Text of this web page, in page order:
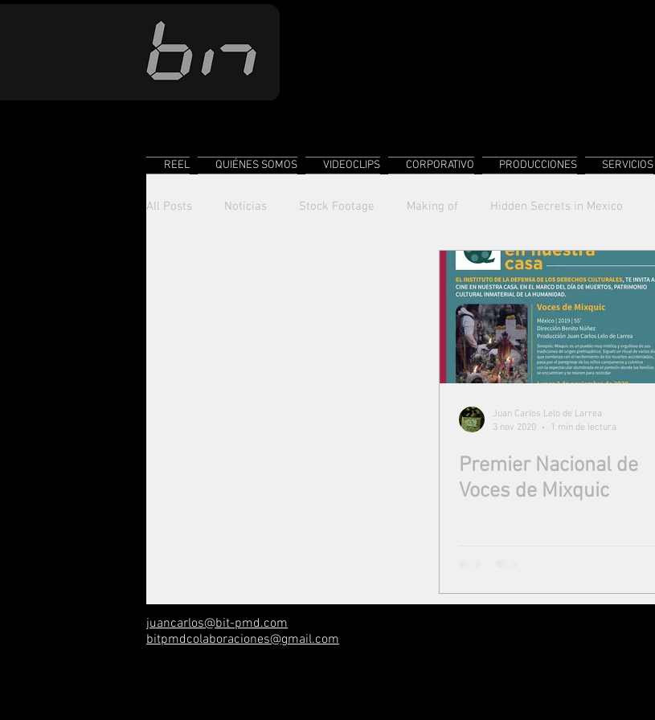
REEL QUIÉNES SOMOS VIDEOCLIPS CORPORATIVO PRODUCCIONES SERVICIOS
All Posts Noticias Stock Footage Making of Hidden Secrets in Mexico
Juan Carlos Lelo de Larrea
3 nov 2020
1 min de lectura
Premier Nacional de
Voces de Mixquic
juancarlos@bit-pmd.com
bitpmdcolaboraciones@gmail.com